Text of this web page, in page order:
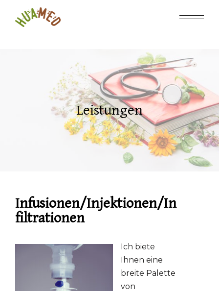
Leistungen
Infusionen/Injektionen/In
filtrationen
Ich biete
Ihnen eine
breite Palette
von